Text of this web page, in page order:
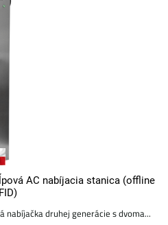
AC nabíjacia stanica (offline
nabíjačka druhej generácie s dvoma...